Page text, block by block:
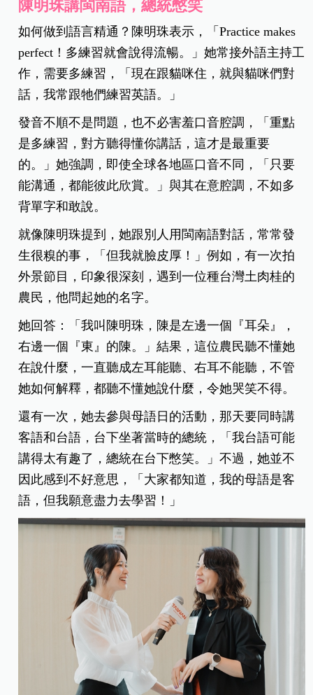
陳明珠講閩南語，總統憋笑
如何做到語言精通？陳明珠表示，「Practice makes
perfect！多練習就會說得流暢。」她常接外語主持工
作，需要多練習，「現在跟貓咪住，就與貓咪們對
話，我常跟牠們練習英語。」
發音不順不是問題，也不必害羞口音腔調，「重點
是多練習，對方聽得懂你講話，這才是最重要
的。」她強調，即使全球各地區口音不同，「只要
能溝通，都能彼此欣賞。」與其在意腔調，不如多
背單字和敢說。
就像陳明珠提到，她跟別人用閩南語對話，常常發
生很糗的事，「但我就臉皮厚！」例如，有一次拍
外景節目，印象很深刻，遇到一位種台灣土肉桂的
農民，他問起她的名字。
她回答：「我叫陳明珠，陳是左邊一個『耳朵』，
右邊一個『東』的陳。」結果，這位農民聽不懂她
在說什麼，一直聽成左耳能聽、右耳不能聽，不管
她如何解釋，都聽不懂她說什麼，令她哭笑不得。
還有一次，她去參與母語日的活動，那天要同時講
客語和台語，台下坐著當時的總統，「我台語可能
講得太有趣了，總統在台下憋笑。」不過，她並不
因此感到不好意思，「大家都知道，我的母語是客
語，但我願意盡力去學習！」